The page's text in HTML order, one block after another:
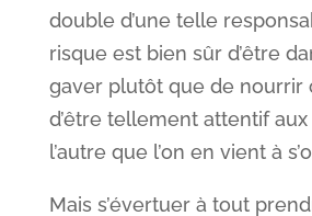
double d’une telle
risque est bien sûr d’être
gaver plutôt que de nourrir
d’être tellement attentif
l’autre que l’on en vient à
Mais s’évertuer à tout